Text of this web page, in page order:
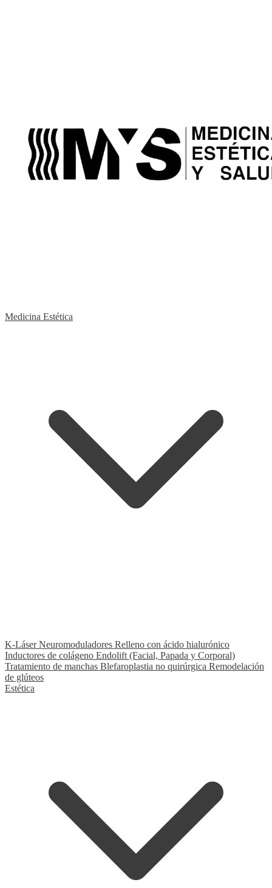
Medicina Estética
K-LáserNeuromoduladores Relleno con ácido hialurónico
Inductores de colágeno Endolift (Facial, Papada y Corporal)
Tratamiento de manchas Blefaroplastia no quirúrgica Remodelación
de glúteos
Estética